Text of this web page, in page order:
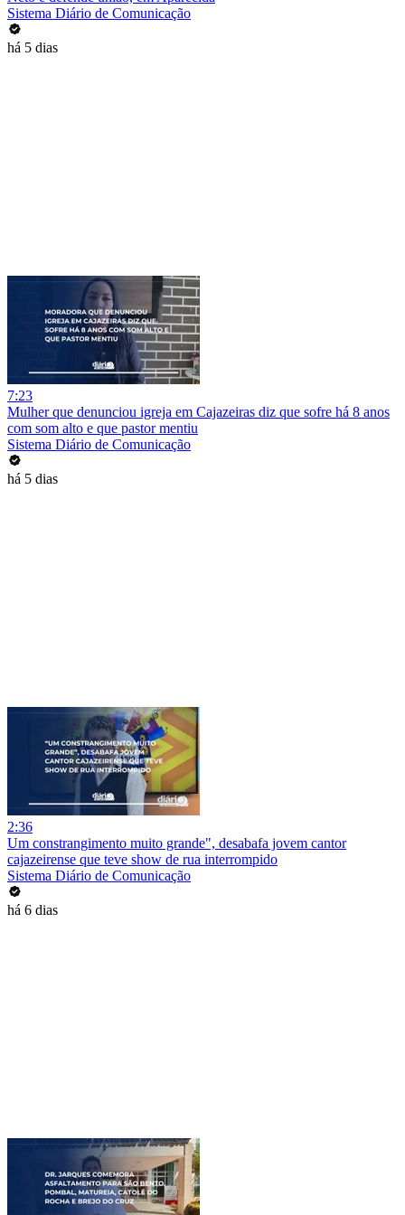
Sistema Diário de Comunicação
há 5 dias
7:23
Mulher que denunciou igreja em Cajazeiras diz que sofre há 8 anos
com som alto e que pastor mentiu
Sistema Diário de Comunicação
há 5 dias
2:36
Um constrangimento muito grande", desabafa jovem cantor
cajazeirense que teve show de rua interrompido
Sistema Diário de Comunicação
há 6 dias